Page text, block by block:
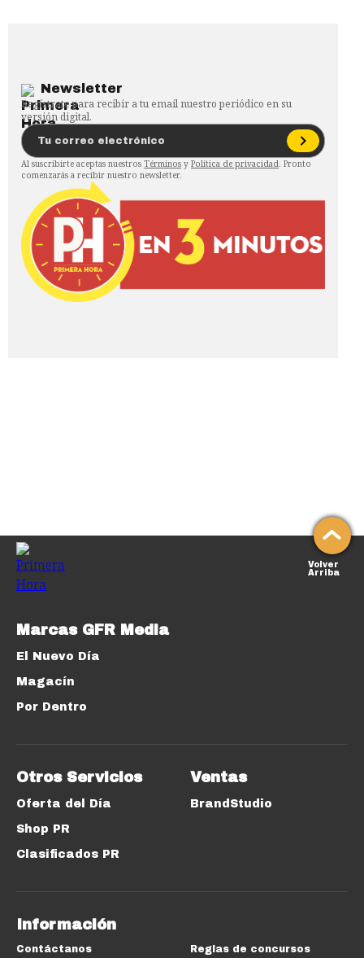
Newsletter
Regístrate para recibir a tu email nuestro periódico en su
versión digital.
Al suscribirte aceptas nuestros Términos y Política de privacidad. Pronto
comenzarás a recibir nuestro newsletter.
Volver
Arriba
Marcas GFR Media
El Nuevo Día
Magacín
Por Dentro
Otros Servicios
Oferta del Día
Shop PR
Clasificados PR
Ventas
BrandStudio
Información
Contáctanos Reglas de concursos